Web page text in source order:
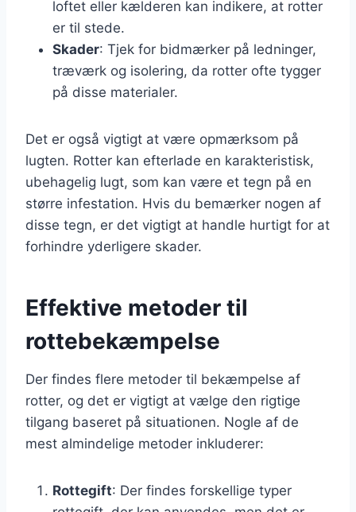
loftet eller kælderen kan indikere, at rotter
er til stede.
Skader: Tjek for bidmærker på ledninger,
træværk og isolering, da rotter ofte tygger
på disse materialer.
Det er også vigtigt at være opmærksom på
lugten. Rotter kan efterlade en karakteristisk,
ubehagelig lugt, som kan være et tegn på en
større infestation. Hvis du bemærker nogen af
disse tegn, er det vigtigt at handle hurtigt for at
forhindre yderligere skader.
Effektive metoder til
rottebekæmpelse
Der findes flere metoder til bekæmpelse af
rotter, og det er vigtigt at vælge den rigtige
tilgang baseret på situationen. Nogle af de
mest almindelige metoder inkluderer:
Rottegift: Der findes forskellige typer